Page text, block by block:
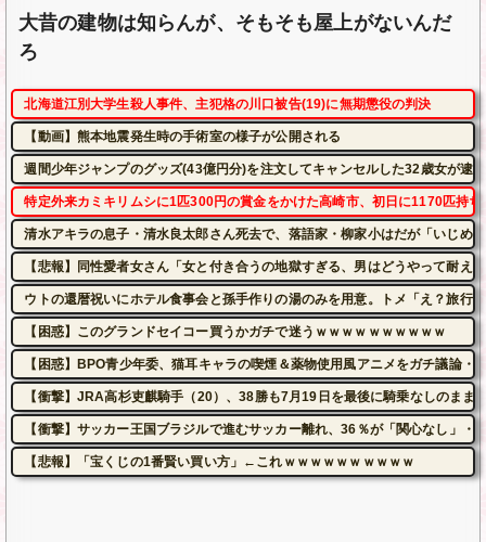
大昔の建物は知らんが、そもそも屋上がないんだ
ろ
北海道江別大学生殺人事件、主犯格の川口被告(19)に無期懲役の判決
【動画】熊本地震発生時の手術室の様子が公開される
週間少年ジャンプのグッズ(43億円分)を注文してキャンセルした32歳女が逮捕
特定外来カミキリムシに1匹300円の賞金をかけた高崎市、初日に1170匹持ち
清水アキラの息子・清水良太郎さん死去で、落語家・柳家小はだが「いじめ
【悲報】同性愛者女さん「女と付き合うの地獄すぎる、男はどうやって耐
ウトの還暦祝いにホテル食事会と孫手作りの湯のみを用意。トメ「え？旅
【困惑】このグランドセイコー買うかガチで迷うｗｗｗｗｗｗｗｗｗｗ
【困惑】BPO青少年委、猫耳キャラの喫煙＆薬物使用風アニメをガチ議論・
【衝撃】JRA高杉吏麒騎手（20）、38勝も7月19日を最後に騎乗なしのまま
【衝撃】サッカー王国ブラジルで進むサッカー離れ、36％が「関心なし」・
【悲報】「宝くじの1番賢い買い方」←これｗｗｗｗｗｗｗｗｗｗ